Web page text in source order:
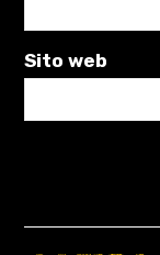
Sito web